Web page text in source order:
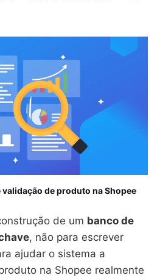
de produto na Shopee
de um banco de
, não para escrever
ajudar o sistema a
na Shopee realmente